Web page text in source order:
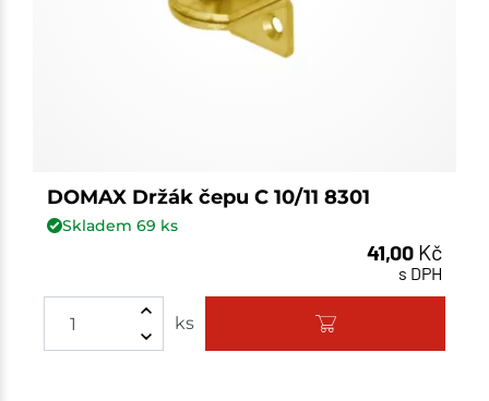
DOMAX Držák čepu C 10/11 8301
Skladem 69 ks
41,00 Kč
s DPH
ks